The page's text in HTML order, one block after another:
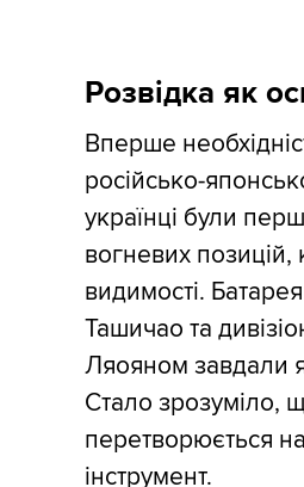
Розвідка як
Вперше
російсько-
українці були
вогневих позицій,
видимості.
Ташичао та
Ляояном завдали
Стало зрозуміло,
перетворюється
інструмент.